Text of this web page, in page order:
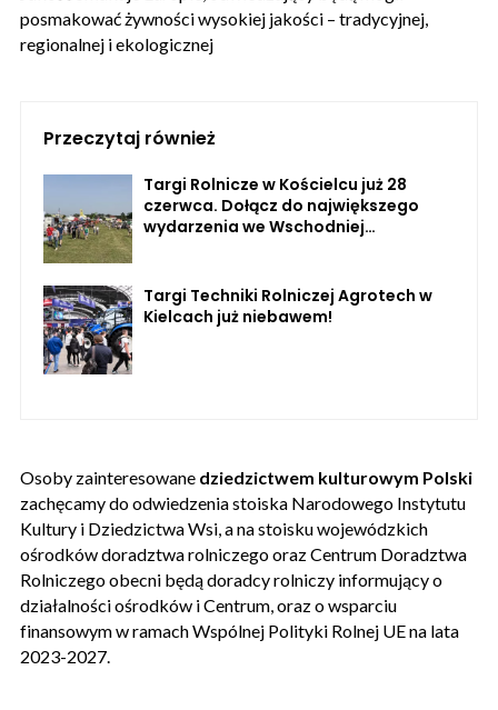
posmakować żywności wysokiej jakości – tradycyjnej,
regionalnej i ekologicznej
Przeczytaj również
Targi Rolnicze w Kościelcu już 28
czerwca. Dołącz do największego
wydarzenia we Wschodniej
Targi Techniki Rolniczej Agrotech w
Kielcach już niebawem!
Osoby zainteresowane dziedzictwem kulturowym Polski
zachęcamy do odwiedzenia stoiska Narodowego Instytutu
Kultury i Dziedzictwa Wsi, a na stoisku wojewódzkich
ośrodków doradztwa rolniczego oraz Centrum Doradztwa
Rolniczego obecni będą doradcy rolniczy informujący o
działalności ośrodków i Centrum, oraz o wsparciu
finansowym w ramach Wspólnej Polityki Rolnej UE na lata
2023-2027.